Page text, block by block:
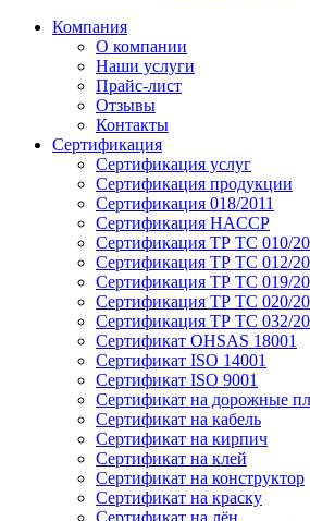
Компания
О компании
Наши услуги
Прайс-лист
Отзывы
Контакты
Сертификация
Сертификация услуг
Сертификация продукции
Сертификация 018/2011
Сертификация HACCP
Сертификация ТР ТС 010/
Сертификация ТР ТС 012/
Сертификация ТР ТС 019/
Сертификация ТР ТС 020/
Сертификация ТР ТС 032/
Сертификат OHSAS 18001
Сертификат ISO 14001
Сертификат ISO 9001
Сертификат на дорожные
Сертификат на кабель
Сертификат на кирпич
Сертификат на клей
Сертификат на конструктор
Сертификат на краску
Сертификат на лён